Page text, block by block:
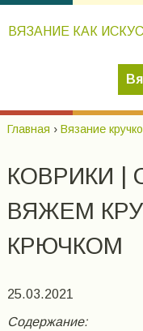
ВЯЗАНИЕ КАК
Главная › Вязание
КОВРИКИ |
ВЯЖЕМ
КРЮЧКОМ
25.03.2021
Содержание: